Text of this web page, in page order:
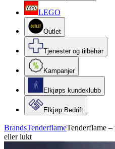
LEGO
Outlet
Tjenester og tilbehør
Kampanjer
Elkjøps kundeklubb
Elkjøp Bedrift
BrandsTenderflameTenderflame –
eller lukt